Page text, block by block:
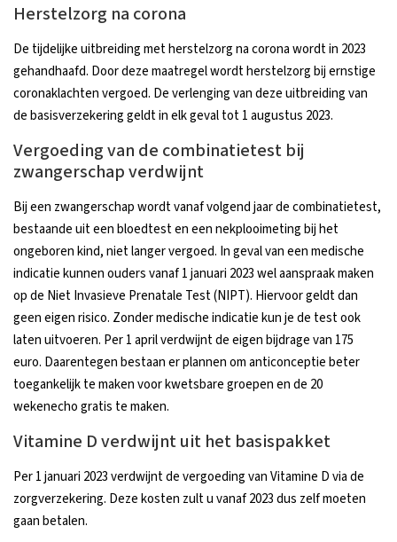
Herstelzorg na corona
De tijdelijke uitbreiding met herstelzorg na corona wordt in 2023
gehandhaafd. Door deze maatregel wordt herstelzorg bij ernstige
coronaklachten vergoed. De verlenging van deze uitbreiding van
de basisverzekering geldt in elk geval tot 1 augustus 2023.
Vergoeding van de combinatietest bij
zwangerschap verdwijnt
Bij een zwangerschap wordt vanaf volgend jaar de combinatietest,
bestaande uit een bloedtest en een nekplooimeting bij het
ongeboren kind, niet langer vergoed. In geval van een medische
indicatie kunnen ouders vanaf 1 januari 2023 wel aanspraak maken
op de Niet Invasieve Prenatale Test (NIPT). Hiervoor geldt dan
geen eigen risico. Zonder medische indicatie kun je de test ook
laten uitvoeren. Per 1 april verdwijnt de eigen bijdrage van 175
euro. Daarentegen bestaan er plannen om anticonceptie beter
toegankelijk te maken voor kwetsbare groepen en de 20
wekenecho gratis te maken.
Vitamine D verdwijnt uit het basispakket
Per 1 januari 2023 verdwijnt de vergoeding van Vitamine D via de
zorgverzekering. Deze kosten zult u vanaf 2023 dus zelf moeten
gaan betalen.